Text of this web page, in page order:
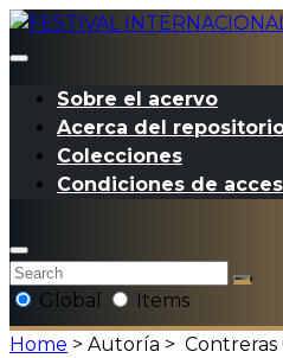
Sobre el acervo
Acerca del
Colecciones
Condiciones de
Global
Items
Home > Autoría > Contreras